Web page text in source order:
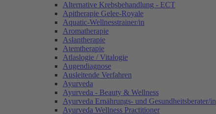
Alternative Krebsbehandlung - ECT
Apitherapie Gelee-Royale
Aquatic-Wellnesstrainer/in
Aromatherapie
Aslantherapie
Atemtherapie
Atlaslogie / Vitalogie
Augendiagnose
Ausleitende Verfahren
Ayurveda
Ayurveda - Beauty & Wellness
Ayurveda Ernährungs- und Gesundheitsberater/in
Ayurveda Wellness Practitioner